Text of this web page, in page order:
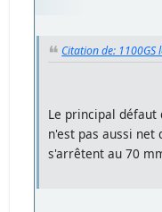
Citation de: 1100GS
Le principal défaut
n'est pas aussi net
s'arrêtent au 70